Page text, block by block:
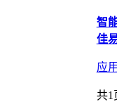
智
佳
应
共1